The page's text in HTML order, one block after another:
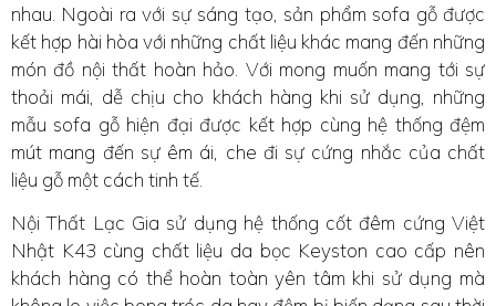
nhau. Ngoài ra với sự sáng tạo, sản phẩm sofa gỗ được
kết hợp hài hòa với những chất liệu khác mang đến những
món đồ nội thất hoàn hảo. Với mong muốn mang tới sự
thoải mái, dễ chịu cho khách hàng khi sử dụng, những
mẫu sofa gỗ hiện đại được kết hợp cùng hệ thống đệm
mút mang đến sự êm ái, che đi sự cứng nhắc của chất
liệu gỗ một cách tinh tế.
Nội Thất Lạc Gia sử dụng hệ thống cốt đêm cứng Việt
Nhật K43 cùng chất liệu da bọc Keyston cao cấp nên
khách hàng có thể hoàn toàn yên tâm khi sử dụng mà